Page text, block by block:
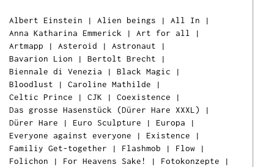
Albert Einstein | Alien beings | All In |
Anna Katharina Emmerick | Art for all |
Artmapp | Asteroid | Astronaut |
Bavarion Lion | Bertolt Brecht |
Biennale di Venezia | Black Magic |
Bloodlust | Caroline Mathilde |
Celtic Prince | CJK | Coexistence |
Das grosse Hasenstück (Dürer Hare XXXL)
|
Dürer Hare | Euro Sculpture | Europa |
Everyone against everyone | Existence |
Familiy Get-together | Flashmob | Flow |
Folichon | For Heavens Sake! | Fotokonzepte |